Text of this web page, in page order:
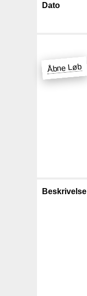
Dato
Åbne Løb
Beskrivelse